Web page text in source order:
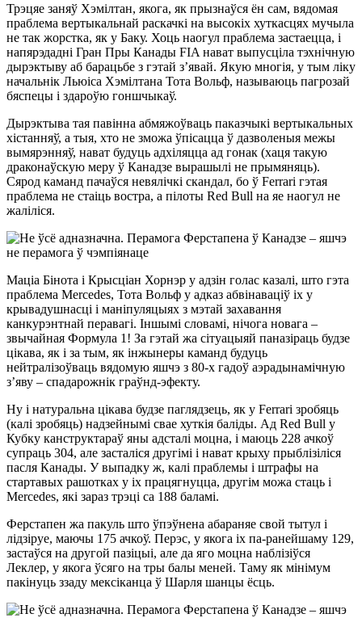
Трэцяе заняў Хэмілтан, якога, як прызнаўся ён сам, вядомая
праблема вертыкальнай раскачкі на высокіх хуткасцях мучыла
не так жорстка, як у Баку. Хоць наогул праблема застаецца, і
напярэдадні Гран Пры Канады FIA нават выпусціла тэхнічную
дырэктыву аб барацьбе з гэтай з’явай. Якую многія, у тым ліку
начальнік Льюіса Хэмілтана Тота Вольф, называюць пагрозай
бяспецы і здароўю гоншчыкаў.
Дырэктыва тая павінна абмяжоўваць паказчыкі вертыкальных
хістанняў, а тыя, хто не зможа ўпісацца ў дазволеныя межы
вымярэнняў, нават будуць адхіляцца ад гонак (хаця такую
драконаўскую меру ў Канадзе вырашылі не прымяняць).
Сярод каманд пачаўся невялічкі скандал, бо ў Ferrari гэтая
праблема не стаіць востра, а пілоты Red Bull на яе наогул не
жаліліся.
Маціа Бінота і Крысціан Хорнэр у адзін голас казалі, што гэта
праблема Mercedes, Тота Вольф у адказ абвінаваціў іх у
крывадушнасці і маніпуляцыях з мэтай захавання
канкурэнтнай перавагі. Іншымі словамі, нічога новага –
звычайная Формула 1! За гэтай жа сітуацыяй паназіраць будзе
цікава, як і за тым, як інжынеры каманд будуць
нейтралізоўваць вядомую яшчэ з 80-х гадоў аэрадынамічную
з’яву – спадарожнік граўнд-эфекту.
Ну і натуральна цікава будзе паглядзець, як у Ferrari зробяць
(калі зробяць) надзейнымі свае хуткія баліды. Ад Red Bull у
Кубку канструктараў яны адсталі моцна, і маюць 228 ачкоў
супраць 304, але засталіся другімі і нават крыху прыблізіліся
пасля Канады. У выпадку ж, калі праблемы і штрафы на
стартавых рашотках у іх працягнуцца, другім можа стаць і
Mercedes, які зараз трэці са 188 баламі.
Ферстапен жа пакуль што ўпэўнена абараняе свой тытул і
лідзіруе, маючы 175 ачкоў. Перэс, у якога іх па-ранейшаму 129,
застаўся на другой пазіцыі, але да яго моцна наблізіўся
Леклер, у якога ўсяго на тры балы меней. Таму як мінімум
пакінуць ззаду мексіканца ў Шарля шанцы ёсць.